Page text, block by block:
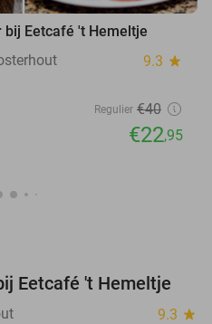
Eetcafé 't Hemeltje
9.3 star
Regulier €40
€22,95
43%
Eetcafé 't Hemeltje
9.3 star